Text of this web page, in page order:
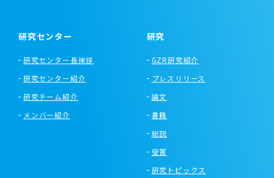
研究センター
研究センター長挨拶
研究センター紹介
研究チーム紹介
メンバー紹介
研究
GZR研究紹介
プレスリリース
論文
書籍
総説
受賞
研究トピックス